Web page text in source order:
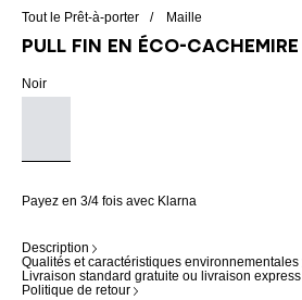
Tout le Prêt-à-porter Maille
Pull fin en éco-cachemire
Noir
Payez en 3/4 fois avec Klarna
Description
Qualités et caractéristiques environnementales
Livraison standard gratuite ou livraison express
Politique de retour